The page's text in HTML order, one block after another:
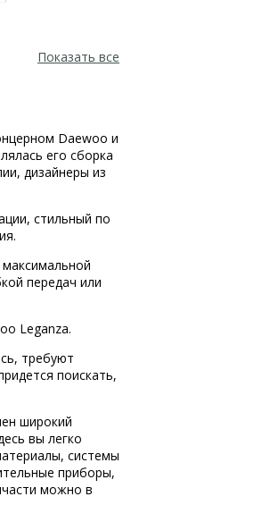
Показать все
Daewoo и
его сборка
дизайнеры из
стильный по
передач или
Leganza.
требуют
поискать,
широкий
вы легко
системы
приборы,
можно в